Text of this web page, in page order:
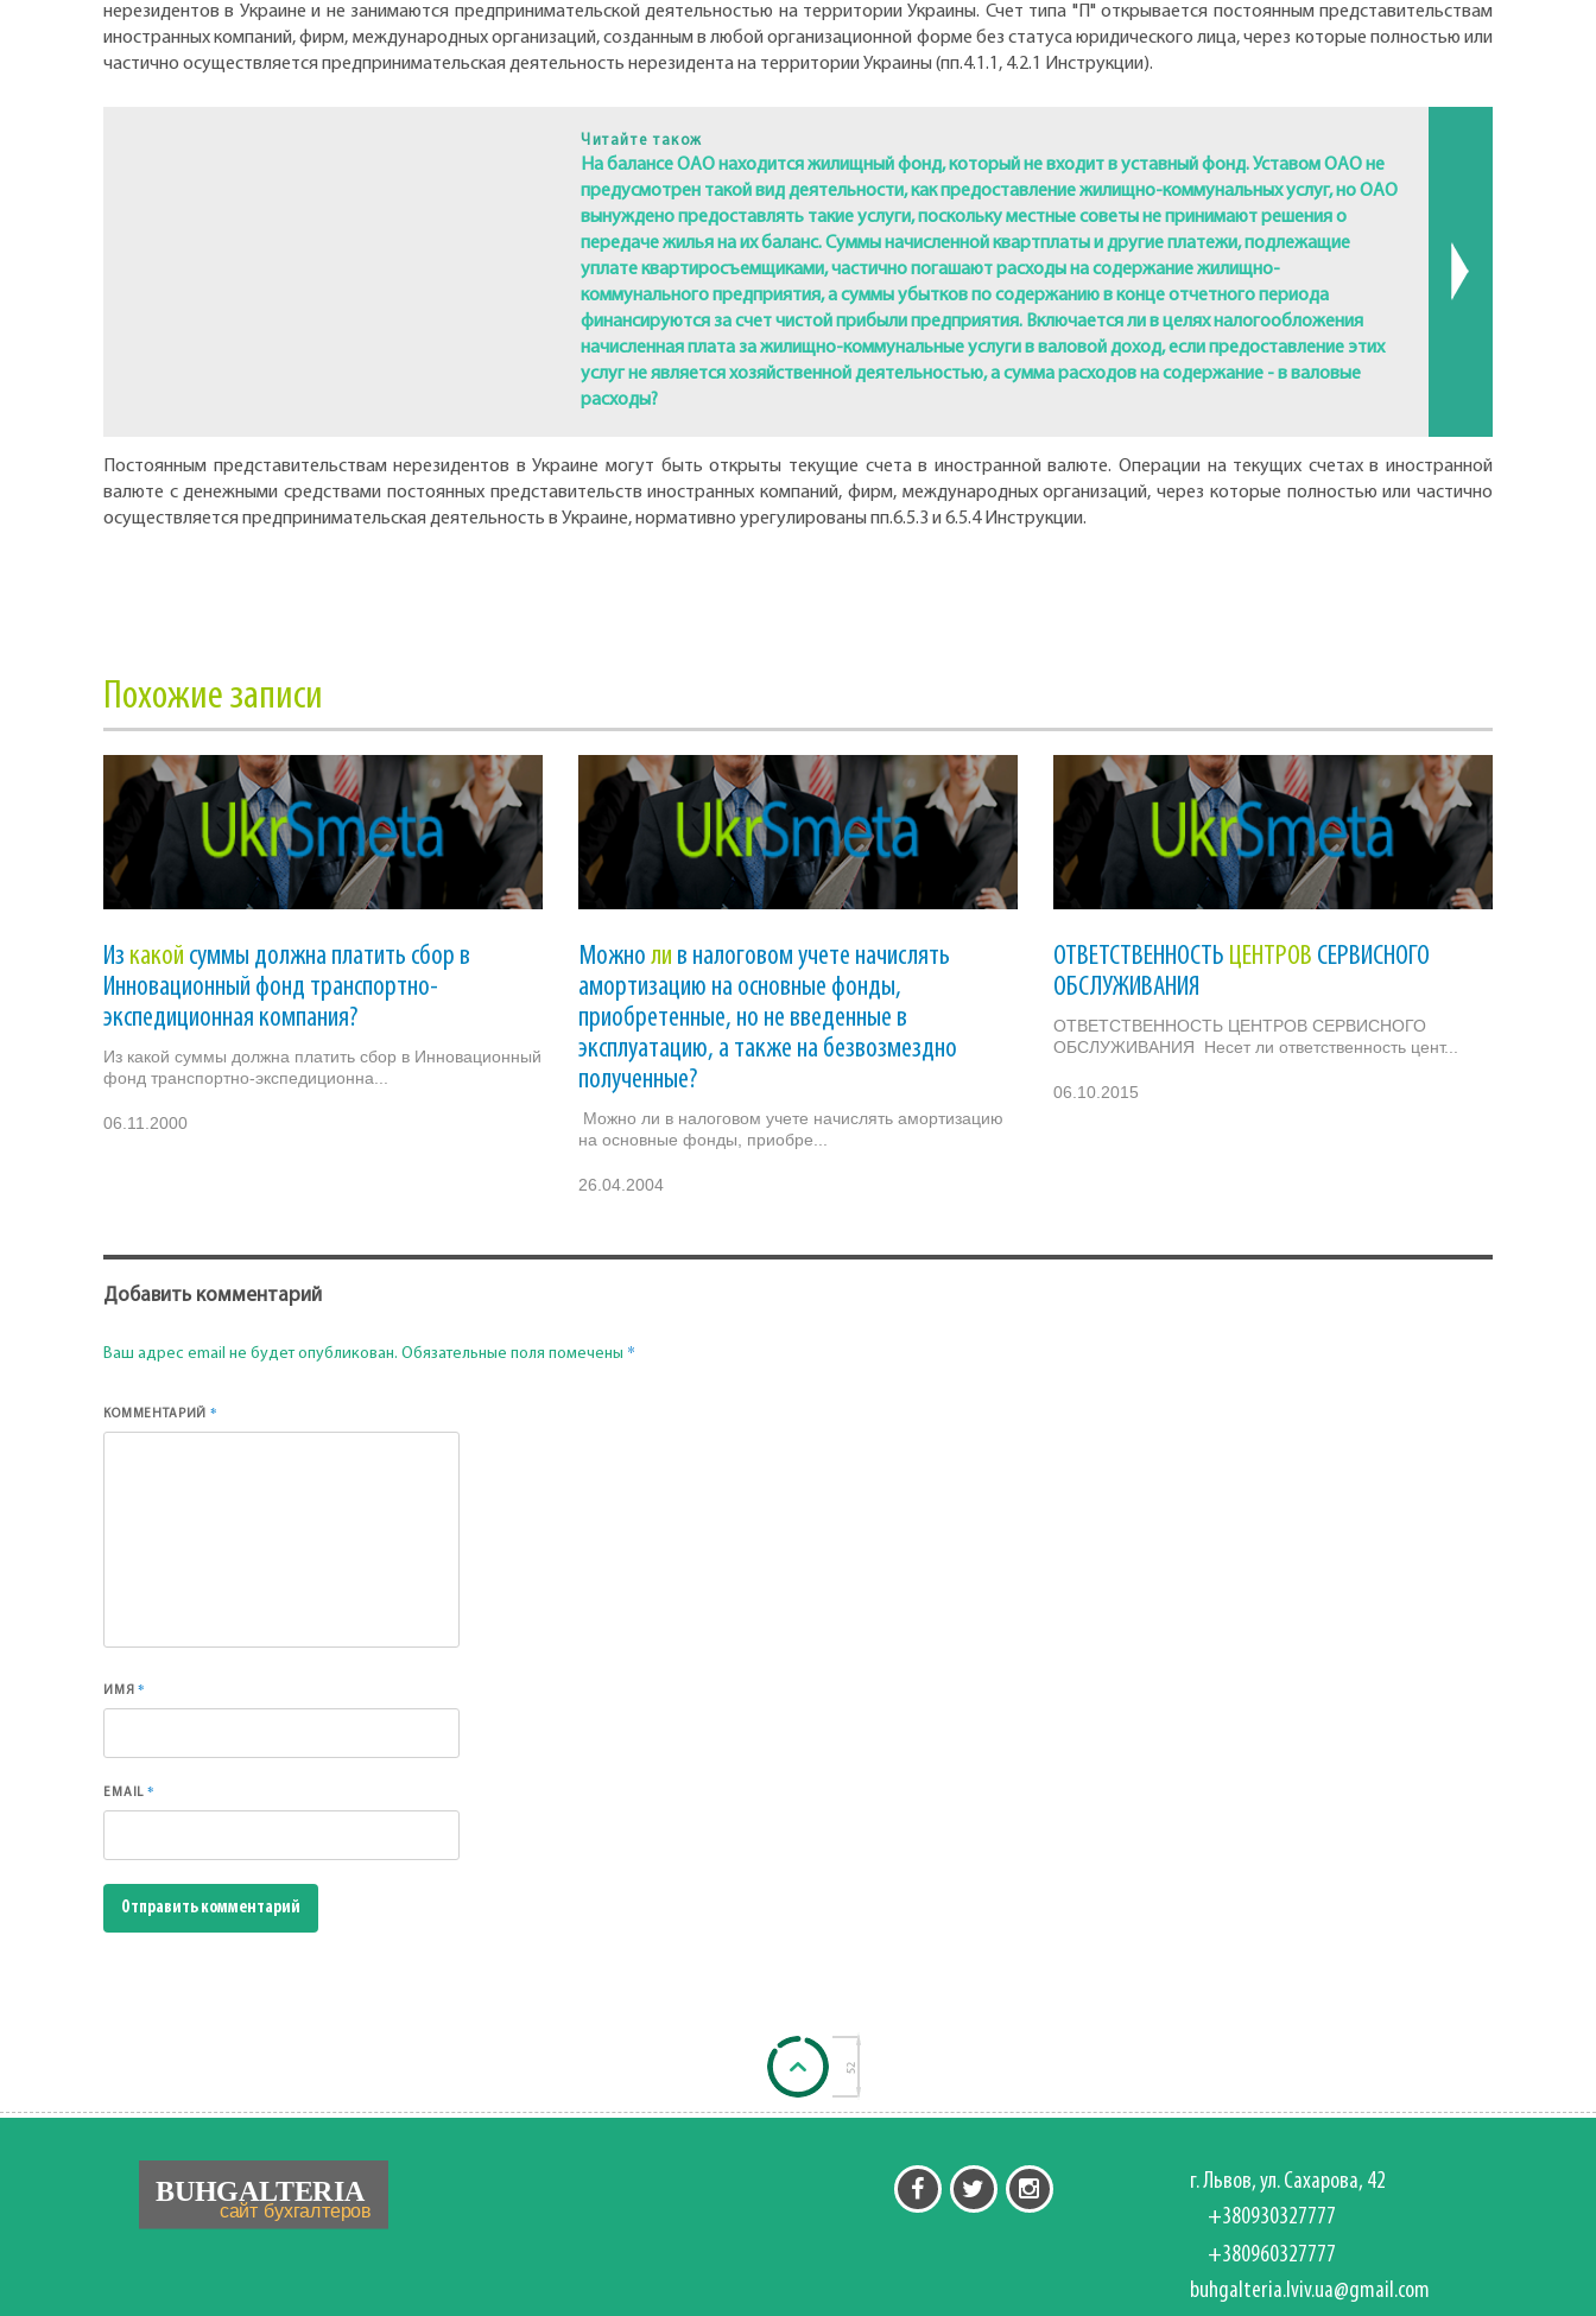
нерезидентов в Украине и не занимаются предпринимательской деятельностью на территории Украины. Счет типа "П" открывается постоянным представительствам
иностранных компаний, фирм, международных организаций, созданным в любой организационной форме без статуса юридического лица, через которые полностью или
частично осуществляется предпринимательская деятельность нерезидента на территории Украины (пп.4.1.1, 4.2.1 Инструкции).
Читайте також
На балансе ОАО находится жилищный фонд, который не входит в уставный фонд. Уставом ОАО не
предусмотрен такой вид деятельности, как предоставление жилищно-коммунальных услуг, но ОАО
вынуждено предоставлять такие услуги, поскольку местные советы не принимают решения о
передаче жилья на их баланс. Суммы начисленной квартплаты и другие платежи, подлежащие
уплате квартиросъемщиками, частично погашают расходы на содержание жилищно-
коммунального предприятия, а суммы убытков по содержанию в конце отчетного периода
финансируются за счет чистой прибыли предприятия. Включается ли в целях налогообложения
начисленная плата за жилищно-коммунальные услуги в валовой доход, если предоставление этих
услуг не является хозяйственной деятельностью, а сумма расходов на содержание - в валовые
расходы?
Постоянным представительствам нерезидентов в Украине могут быть открыты текущие счета в иностранной валюте. Операции на текущих счетах в иностранной
валюте с денежными средствами постоянных представительств иностранных компаний, фирм, международных организаций, через которые полностью или частично
осуществляется предпринимательская деятельность в Украине, нормативно урегулированы пп.6.5.3 и 6.5.4 Инструкции.
Похожие записи
Из какой суммы должна платить сбор в
Инновационный фонд транспортно-
экспедиционная компания?
Из какой суммы должна платить сбор в Инновационный
фонд транспортно-экспедиционна...
06.11.2000
Можно ли в налоговом учете начислять
амортизацию на основные фонды,
приобретенные, но не введенные в
эксплуатацию, а также на безвозмездно
полученные?
Можно ли в налоговом учете начислять амортизацию
на основные фонды, приобре...
26.04.2004
ОТВЕТСТВЕННОСТЬ ЦЕНТРОВ СЕРВИСНОГО
ОБСЛУЖИВАНИЯ
ОТВЕТСТВЕННОСТЬ ЦЕНТРОВ СЕРВИСНОГО
ОБСЛУЖИВАНИЯ Несет ли ответственность цент...
06.10.2015
Добавить комментарий
Ваш адрес email не будет опубликован. Обязательные поля помечены *
КОММЕНТАРИЙ*
ИМЯ*
EMAIL*
г. Львов, ул. Сахарова, 42
+380930327777
+380960327777
buhgalteria.lviv.ua@gmail.com